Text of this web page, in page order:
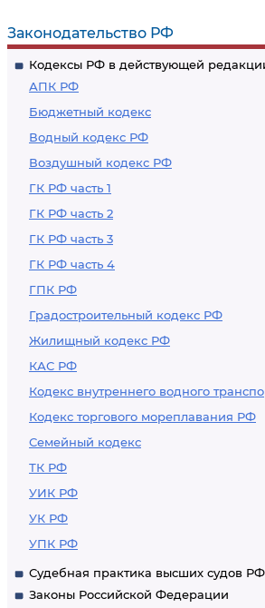
Законодательство РФ
Кодексы РФ в действующей
АПК РФ
Бюджетный кодекс
Водный кодекс РФ
Воздушный кодекс РФ
ГК РФ часть 1
ГК РФ часть 2
ГК РФ часть 3
ГК РФ часть 4
ГПК РФ
Градостроительный кодекс РФ
Жилищный кодекс РФ
КАС РФ
Кодекс внутреннего водного
Кодекс торгового мореплавания РФ
Семейный кодекс
ТК РФ
УИК РФ
УК РФ
УПК РФ
Судебная практика высших судов РФ
Законы Российской Федерации